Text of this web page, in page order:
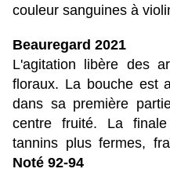
couleur sanguines à
Beauregard 2021
L'agitation libère des
floraux. La bouche est
dans sa première
centre fruité. La
tannins plus fermes,
Noté 92-94